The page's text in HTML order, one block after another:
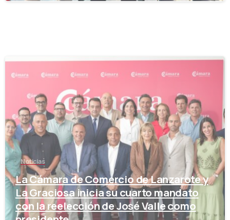
Noticias
La Cámara de Comercio de Lanzarote y
La Graciosa inicia su cuarto mandato
con la reelección de José Valle como